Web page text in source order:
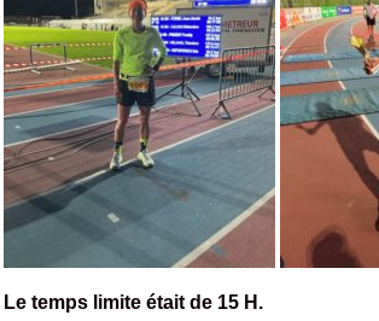
Le temps limite était de 15 H.